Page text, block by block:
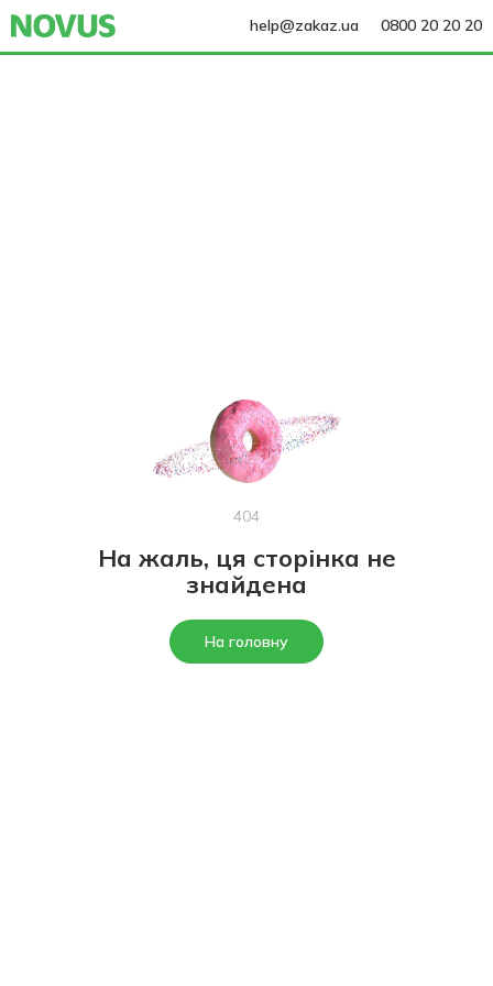
help@zakaz.ua 0800 20 20 20
404
На жаль, ця сторінка не
знайдена
На головну